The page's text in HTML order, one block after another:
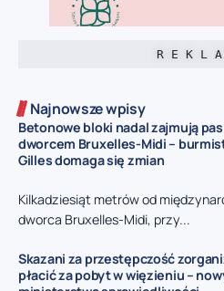
R E K L A
Najnowsze wpisy
Betonowe bloki nadal zajmują
dworcem Bruxelles-Midi –
Gilles domaga się zmian
Kilkadziesiąt metrów od
dworca Bruxelles-Midi, przy...
Skazani za przestępczość
płacić za pobyt w więzieniu –